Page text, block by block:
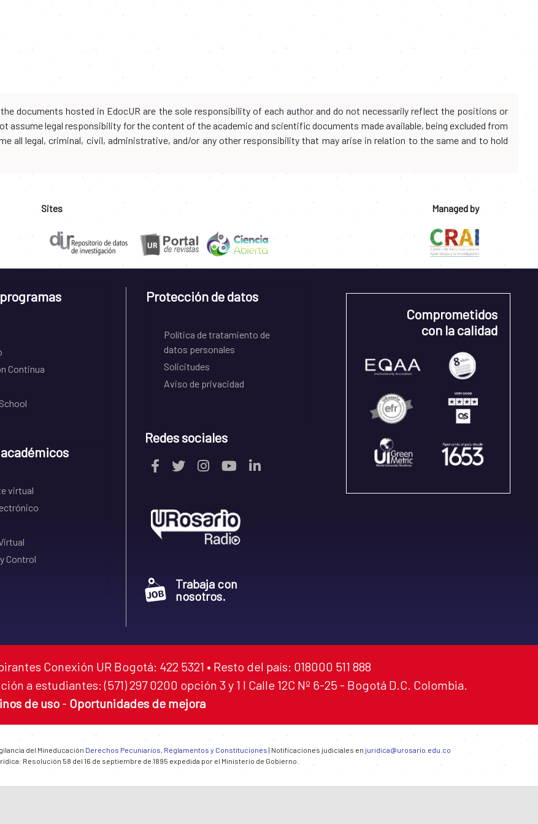
documents hosted in EdocUR are the sole responsibility of each author and do not necessarily reflect the positions or
assume legal responsibility for the content of the academic and scientific documents made available, being excluded from
all legal, criminal, civil, administrative, and/or any other responsibility that may arise in relation to the same and to hold
Sites Managed by
Continua
virtual
Control
Protección de datos
Política de tratamiento de
datos personales
Solicitudes
Aviso de privacidad
Redes sociales
Trabaja con
nosotros.
Comprometidos
con la calidad
Conexión UR Bogotá: 422 5321 • Resto del país: 018000 511 888
a estudiantes: (571) 297 0200 opción 3 y 1 I Calle 12C Nº 6-25 - Bogotá D.C. Colombia.
de uso - Oportunidades de mejora
del Mineducación Derechos Pecuniarios, Reglamentos y Constituciones | Notificaciones judiciales en juridica@urosario.edu.co
Resolución 58 del 16 de septiembre de 1895 expedida por el Ministerio de Gobierno.